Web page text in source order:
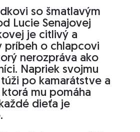
so šmatlavým
Lucie Senajovej
je citlivý a
príbeh o chlapcovi
nerozpráva ako
Napriek svojmu
po kamarátstve a
ktorá mu pomáha
dieťa je